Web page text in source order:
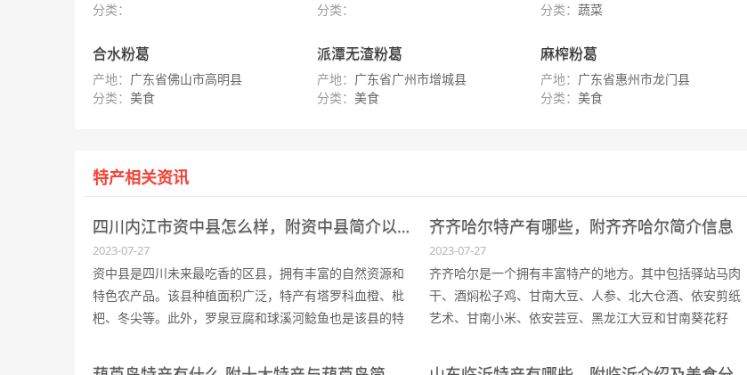
分类：
分类：
分类：蔬菜
合水粉葛
产地： 广东省佛山市高明县
分类： 美食
派潭无渣粉葛
产地： 广东省广州市增城县
分类： 美食
麻榨粉葛
产地： 广东省惠州市龙门县
分类：美食
特产相关资讯
四川内江市资中县怎么样，附资中县简介以及地理环境，特产等信息
2023-07-27
资中县是四川未来最吃香的区县，拥有丰富的自然资源和
特色农产品。该县种植面积广泛，特产有塔罗科血橙、枇
杷、冬尖等。此外，罗泉豆腐和球溪河鲶鱼也是该县的特
为原材料制作而成。
齐齐哈尔特产有哪些，附齐齐哈尔简介信息
2023-07-27
齐齐哈尔是一个拥有丰富特产的地方。其中包括驿站马肉
干、酒焖松子鸡、甘南大豆、人参、北大仓酒、依安剪纸
艺术、甘南小米、依安芸豆、黑龙江大豆和甘南葵花籽
候，地势北高南低，土壤丰富，水资源充沛。此外，齐齐